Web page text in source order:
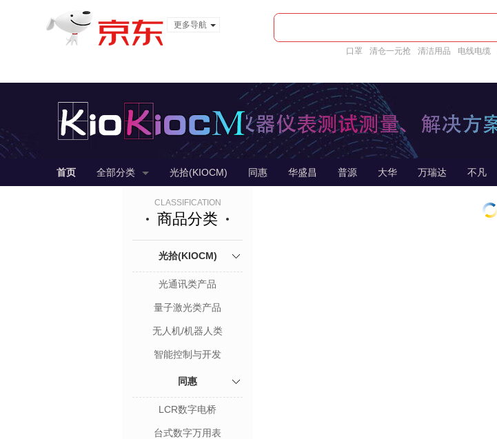
更多导航
口罩 清仓一元抢 清洁用品 电线电缆
首页 全部分类 光拾(KIOCM) 同惠 华盛昌 普源 大华 万瑞达 不凡
CLASSIFICATION
商品分类
光拾(KIOCM)
光通讯类产品
量子激光类产品
无人机/机器人类
智能控制与开发
同惠
LCR数字电桥
台式数字万用表